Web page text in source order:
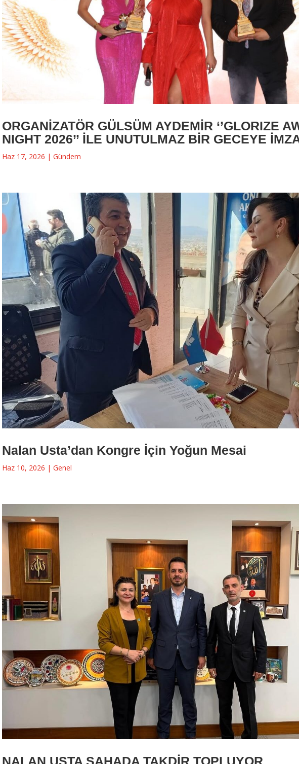
ORGANİZATÖR GÜLSÜM AYDEMİR ‘’GLORIZE
NIGHT 2026’’ İLE UNUTULMAZ BİR GECEYE
Haz 17, 2026 | Gündem
Nalan Usta’dan Kongre İçin Yoğun Mesai
Haz 10, 2026 | Genel
NALAN USTA SAHADA TAKDİR TOPLUYOR